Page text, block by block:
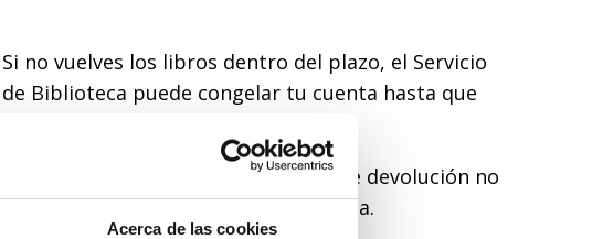
Acerca de las cookies
Si no vuelves los libros dentro del plazo, el Servicio
de Biblioteca puede congelar tu cuenta hasta que
No recibir un aviso de reclamación de devolución no
te exime de la suspensión de la cuenta.